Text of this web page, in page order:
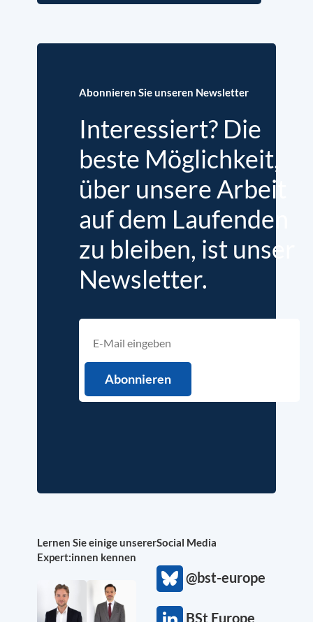
Abonnieren Sie unseren Newsletter
Interessiert? Die
beste Möglichkeit,
über unsere Arbeit
auf dem Laufenden
zu bleiben, ist unser
Newsletter.
Lernen Sie einige unserer
Expert:innen kennen
Social Media
@bst-europe
BSt Europe